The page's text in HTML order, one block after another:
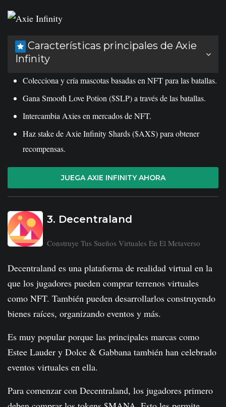
Características principales de Axie
Infinity
Colecciona y cría mascotas basadas en NFT para las batallas.
Gana Smooth Love Potion ($SLP) a través de las batallas.
Intercambia Axies en mercados de NFT.
Haz stake de Axie Infinity Shards ($AXS) para obtener
recompensas.
JUEGA AXIE INFINITY AHORA
3. Decentraland
Construye Tus Sueños Virtuales En El Metaverso
Decentraland es una plataforma de realidad virtual en la
que los jugadores pueden comprar terrenos virtuales
como NFT. También pueden desarrollarlos construyendo
bienes raíces, organizando eventos y más.
Es muy popular porque las principales marcas como
Estee Lauder y Dolce & Gabbana también han celebrado
eventos virtuales en ella.
Para comenzar con Decentraland, los jugadores primero